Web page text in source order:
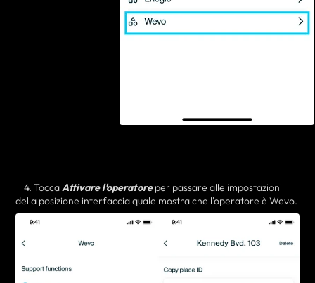
4. Tocca Attivare l'operatore per passare alle impostazioni
della posizione interfacciaquale mostra che l'operatore è Wevo.